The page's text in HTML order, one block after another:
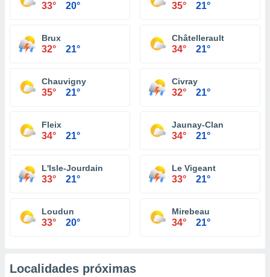
33° 20° 35° 21°
Brux
32° 21°
Châtellerault
34° 21°
Chauvigny
35° 21°
Civray
32° 21°
Fleix
34° 21°
Jaunay-Clan
34° 21°
L'Isle-Jourdain
33° 21°
Le Vigeant
33° 21°
Loudun
33° 20°
Mirebeau
34° 21°
Localidades próximas